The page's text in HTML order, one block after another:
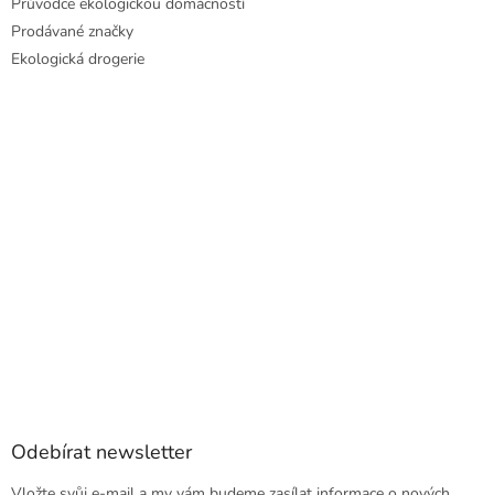
Prodávané značky
Ekologická drogerie
Odebírat newsletter